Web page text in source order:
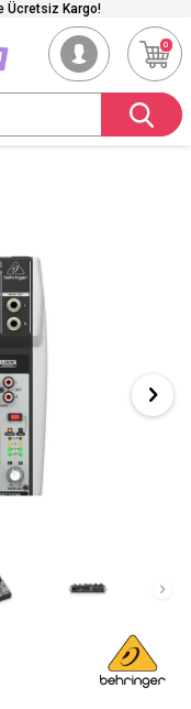
Ücretsiz Kargo!
0